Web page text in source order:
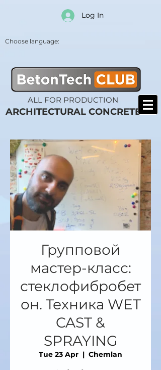
Log In
Choose language:
ARCHITECTURAL CONCRETE
ALL FOR PRODUCTION
Групповой
мастер-класс:
стеклофибробет
он. Техника WET
CAST &
SPRAYING
Tue 23 Apr
  |
Chemlan